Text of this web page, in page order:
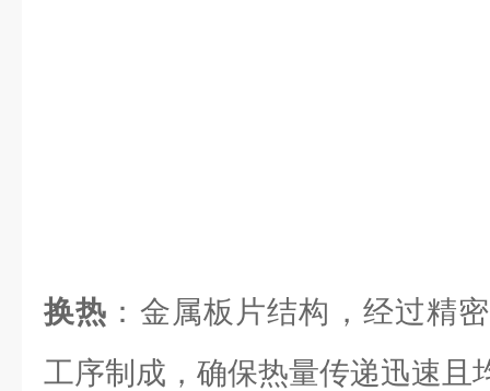
换热 ：金属板片结构，经过精
工序制成，确保热量传递迅速且